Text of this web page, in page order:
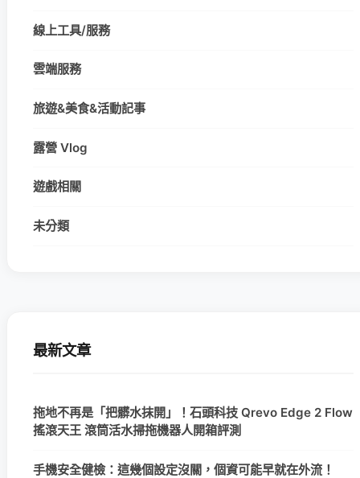
線上工具/服務
雲端服務
旅遊&美食&活動記事
露營 Vlog
遊戲相關
未分類
最新文章
拖地不再是「把髒水抹開」！石頭科技 Qrevo Edge 2 Flow
搖滾天王 滾筒活水掃拖機器人開箱評測
手機安全健檢：這幾個設定沒關，個資可能早就在外流！